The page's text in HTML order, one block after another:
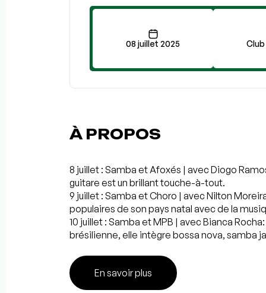
08 juillet 2025
À PROPOS
8 juillet : Samba et Afoxés | avec Diogo
guitare est un brillant touche-à-tout.
9 juillet : Samba et Choro | avec Nilton
populaires de son pays natal avec de la
10 juillet : Samba et MPB | avec Bianca
brésilienne, elle intègre bossa nova, samba
En savoir plus